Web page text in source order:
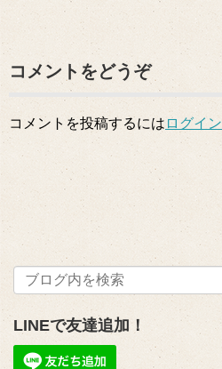
コメントをどうぞ
コメントを投稿するには ログイン
LINEで友達追加！